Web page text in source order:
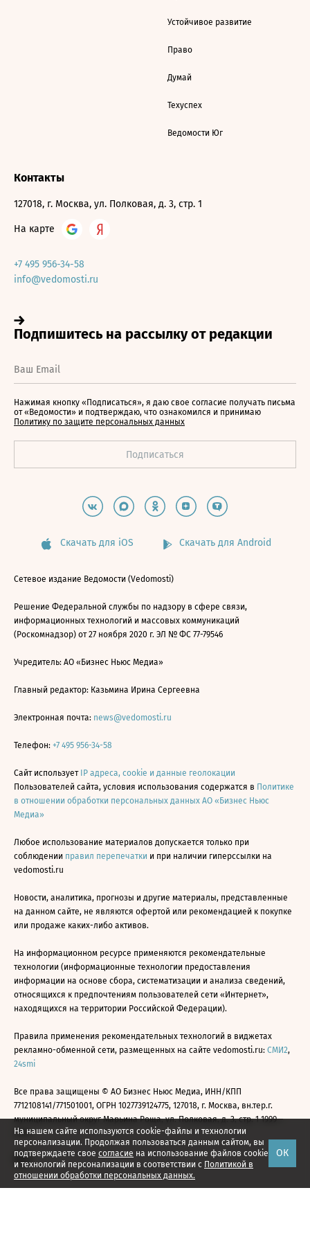
На нашем сайте используются cookie-файлы и технологии
персонализации. Продолжая пользоваться данным сайтом, вы
подтверждаете свое согласие на использование файлов cookie
и технологий персонализации в соответствии с Политикой в
отношении обработки персональных данных.
ОК
Устойчивое развитие
Право
Думай
Техуспех
Ведомости Юг
Контакты
127018, г. Москва, ул. Полковая, д. 3, стр. 1
На карте
+7 495 956-34-58
info@vedomosti.ru
Нажимая кнопку «Подписаться», я даю свое согласие получать письма
от «Ведомости» и подтверждаю, что ознакомился и принимаю
Политику по защите персональных данных
Скачать для iOS Скачать для Android
Сетевое издание Ведомости (Vedomosti)
Решение Федеральной службы по надзору в сфере связи,
информационных технологий и массовых коммуникаций
(Роскомнадзор) от 27 ноября 2020 г. ЭЛ № ФС 77-79546
Учредитель: АО «Бизнес Ньюс Медиа»
Главный редактор: Казьмина Ирина Сергеевна
Электронная почта: news@vedomosti.ru
Телефон: +7 495 956-34-58
Сайт использует IP адреса, cookie и данные геолокации
Пользователей сайта, условия использования содержатся в Политике
в отношении обработки персональных данных АО «Бизнес Ньюс
Медиа»
Любое использование материалов допускается только при
соблюдении правил перепечатки и при наличии гиперссылки на
vedomosti.ru
Новости, аналитика, прогнозы и другие материалы, представленные
на данном сайте, не являются офертой или рекомендацией к покупке
или продаже каких-либо активов.
На информационном ресурсе применяются рекомендательные
технологии (информационные технологии предоставления
информации на основе сбора, систематизации и анализа сведений,
относящихся к предпочтениям пользователей сети «Интернет»,
находящихся на территории Российской Федерации).
Правила применения рекомендательных технологий в виджетах
рекламно-обменной сети, размещенных на сайте vedomosti.ru: СМИ2,
24smi
Все права защищены © АО Бизнес Ньюс Медиа, ИНН/КПП
7712108141/771501001, ОГРН 1027739124775, 127018, г. Москва, вн.тер.г.
муниципальный округ Марьина Роща, ул. Полковая, д. 3, стр. 1 1999—
2026